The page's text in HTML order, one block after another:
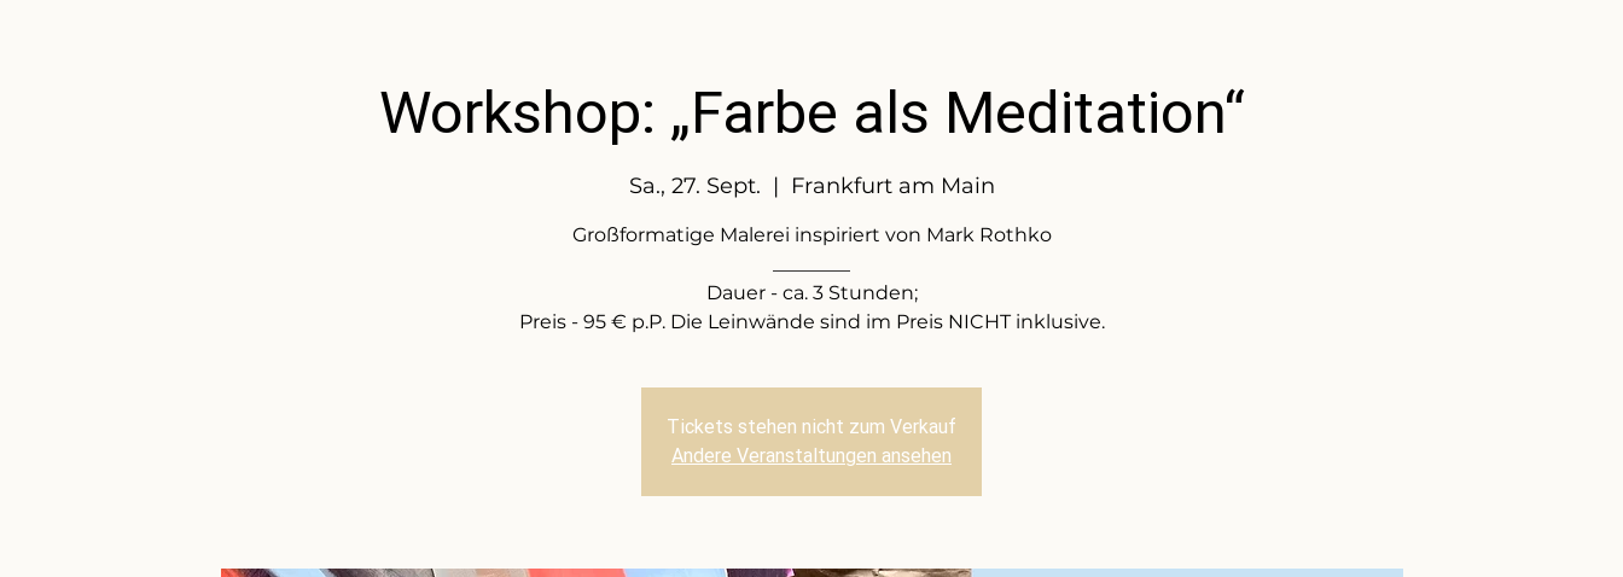
Workshop: „Farbe als Meditation“
Sa., 27. Sept.
  |
Frankfurt am Main
Großformatige Malerei inspiriert von Mark Rothko
Dauer - ca. 3 Stunden;
Preis - 95 € p.P. Die Leinwände sind im Preis NICHT inklusive.
Tickets stehen nicht zum Verkauf
Andere Veranstaltungen ansehen